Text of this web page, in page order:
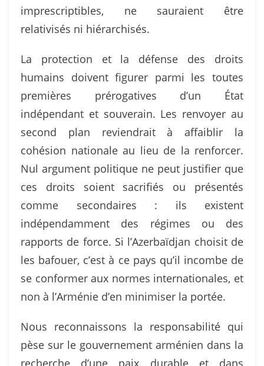
imprescriptibles, ne sauraient être
relativisés ni hiérarchisés.
La protection et la défense des droits
humains doivent figurer parmi les toutes
premières prérogatives d’un État
indépendant et souverain. Les renvoyer au
second plan reviendrait à affaiblir la
cohésion nationale au lieu de la renforcer.
Nul argument politique ne peut justifier que
ces droits soient sacrifiés ou présentés
comme secondaires : ils existent
indépendamment des régimes ou des
rapports de force. Si l’Azerbaïdjan choisit de
les bafouer, c’est à ce pays qu’il incombe de
se conformer aux normes internationales, et
non à l’Arménie d’en minimiser la portée.
Nous reconnaissons la responsabilité qui
pèse sur le gouvernement arménien dans la
recherche d’une paix durable et dans